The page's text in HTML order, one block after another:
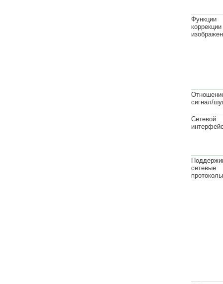
Функции
коррекции
сигнал/
Сетевой
сетевые